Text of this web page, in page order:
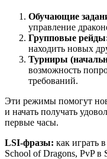
Обучающие
управление
Групповые
находить новых
Турниры
возможность
требований.
Эти режимы помогут
и начать получать
первые часы.
LSI-фразы: как играть
School of Dragons, PvP в